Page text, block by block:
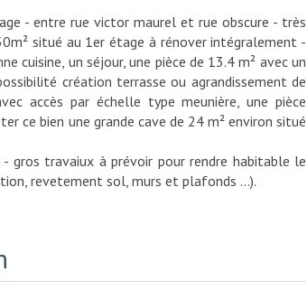
- entre rue victor maurel et rue obscure - très
situé au 1er étage à rénover intégralement -
cuisine, un séjour, une pièce de 13.4 m² avec un
création terrasse ou agrandissement de
accès par échelle type meunière, une pièce
ce bien une grande cave de 24 m² environ situé
gros travaiux à prévoir pour rendre habitable le
revetement sol, murs et plafonds ...).